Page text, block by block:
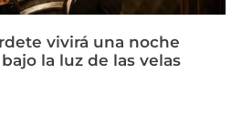
vivirá una noche
la luz de las velas